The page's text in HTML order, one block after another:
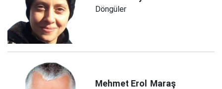
Döngüler
Mehmet Erol Maraş